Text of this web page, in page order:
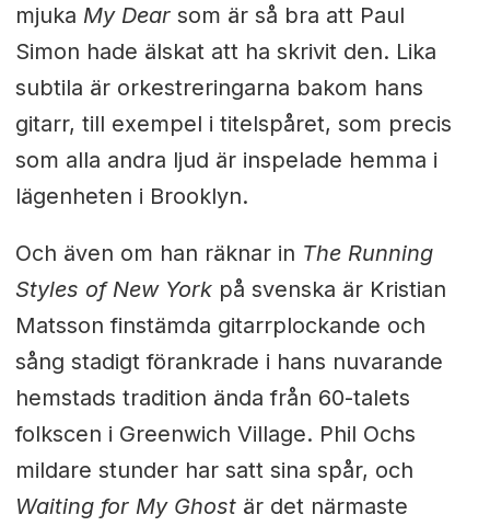
mjuka My Dear som är så bra att Paul
Simon hade älskat att ha skrivit den. Lika
subtila är orkestreringarna bakom hans
gitarr, till exempel i titelspåret, som precis
som alla andra ljud är inspelade hemma i
lägenheten i Brooklyn.
Och även om han räknar in The Running
Styles of New Yorkpå svenska är Kristian
Matsson finstämda gitarrplockande och
sång stadigt förankrade i hans nuvarande
hemstads tradition ända från 60-talets
folkscen i Greenwich Village. Phil Ochs
mildare stunder har satt sina spår, och
Waiting for My Ghostär det närmaste